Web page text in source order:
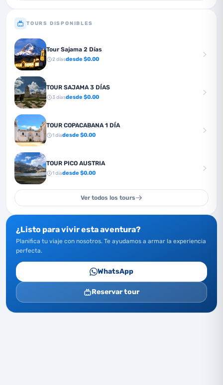
TOURS DISPONIBLES
Tour Sajama 2 Días
2díasdesde $0.00
TOUR SAJAMA 3 DÍAS
3díasdesde $0.00
TOUR COPACABANA 1 DÍA
1díadesde $0.00
TOUR PICO AUSTRIA
1díadesde $0.00
Ver todos los tours
¿Listo para vivir esta aventura?
Planifica tu viaje con nosotros. Te ayudamos a armar la experiencia
perfecta.
WhatsApp
Reservar tour